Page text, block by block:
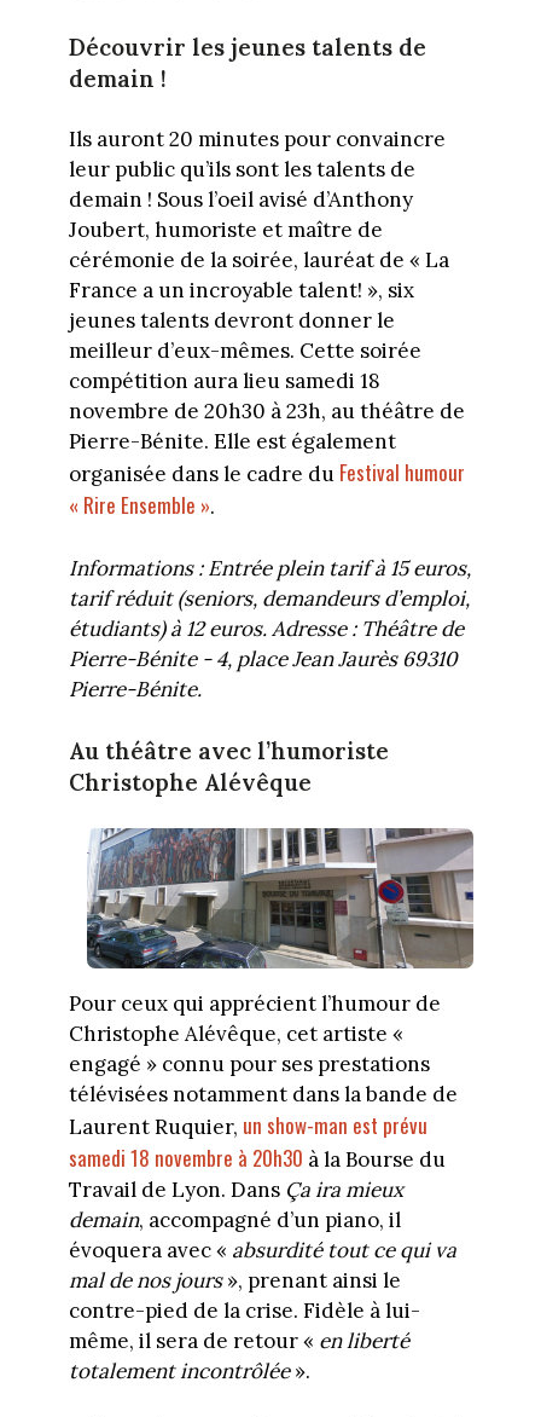
Découvrir les jeunes talents de
demain !
Ils auront 20 minutes pour convaincre
leur public qu’ils sont les talents de
demain ! Sous l’oeil avisé d’Anthony
Joubert, humoriste et maître de
cérémonie de la soirée, lauréat de « La
France a un incroyable talent! », six
jeunes talents devront donner le
meilleur d’eux-mêmes. Cette soirée
compétition aura lieu samedi 18
novembre de 20h30 à 23h, au théâtre de
Pierre-Bénite. Elle est également
organisée dans le cadre du Festival humour
« Rire Ensemble ».
Informations : Entrée plein tarif à 15 euros,
tarif réduit (seniors, demandeurs d’emploi,
étudiants) à 12 euros. Adresse : Théâtre de
Pierre-Bénite - 4, place Jean Jaurès 69310
Pierre-Bénite.
Au théâtre avec l’humoriste
Christophe Alévêque
Pour ceux qui apprécient l’humour de
Christophe Alévêque, cet artiste «
engagé » connu pour ses prestations
télévisées notamment dans la bande de
Laurent Ruquier, un show-man est prévu
samedi 18 novembre à 20h30 à la Bourse du
Travail de Lyon. Dans Ça ira mieux
demain, accompagné d’un piano, il
évoquera avec « absurdité tout ce qui va
mal de nos jours», prenant ainsi le
contre-pied de la crise. Fidèle à lui-
même, il sera de retour « en liberté
totalement incontrôlée».